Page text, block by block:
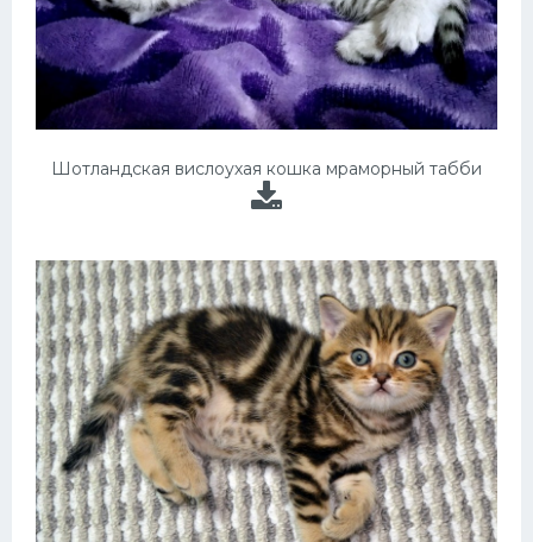
Шотландская вислоухая кошка мраморный табби